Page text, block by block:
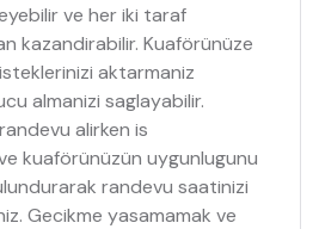
ve her iki taraf
kazandirabilir. Kuaförünüze
aktarmaniz
almanizi saglayabilir.
alirken is
kuaförünüzün uygunlugunu
randevu saatinizi
Gecikme yasamamak ve